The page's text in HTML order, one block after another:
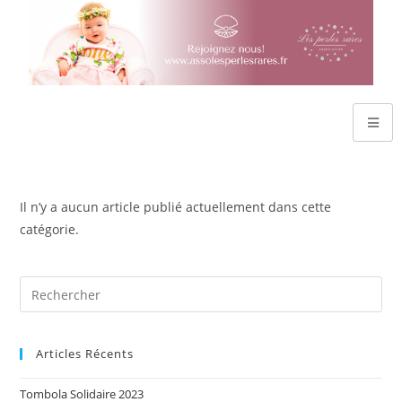
Il n’y a aucun article publié actuellement dans cette
catégorie.
Articles Récents
Tombola Solidaire 2023